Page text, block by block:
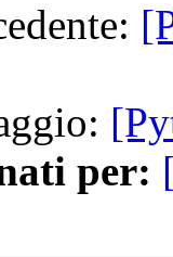
per: